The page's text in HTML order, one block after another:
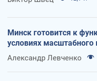
Минск готовится к
условиях масштабного
Александр Левченко